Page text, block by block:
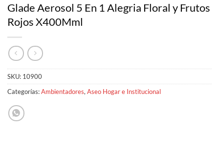
Glade Aerosol 5 En 1 Alegria Floral y Frutos
Rojos X400Mml
SKU: 10900
Categorías:Ambientadores,Aseo Hogar e Institucional